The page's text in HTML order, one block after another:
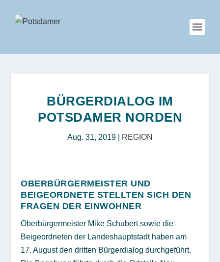
BÜRGERDIALOG IM
POTSDAMER NORDEN
Aug. 31, 2019 REGION
OBERBÜRGERMEISTER UND
BEIGEORDNETE STELLTEN SICH DEN
FRAGEN DER EINWOHNER
Oberbürgermeister Mike Schubert sowie die
Beigeordneten der Landeshauptstadt haben am
17. August den dritten Bürgerdialog durchgeführt.